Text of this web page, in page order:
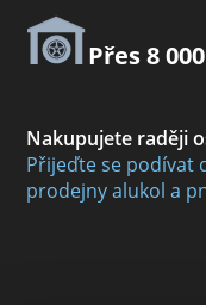
Přes 8
Nakupujete raději
Přijeďte se podívat
prodejny alukol a